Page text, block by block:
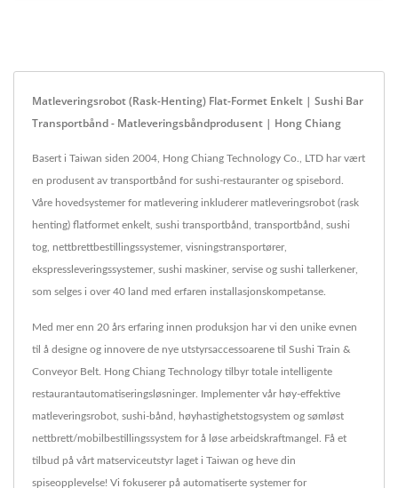
Matleveringsrobot (Rask-Henting) Flat-Formet Enkelt | Sushi Bar
Transportbånd - Matleveringsbåndprodusent | Hong Chiang
Basert i Taiwan siden 2004, Hong Chiang Technology Co., LTD har vært
en produsent av transportbånd for sushi-restauranter og spisebord.
Våre hovedsystemer for matlevering inkluderer matleveringsrobot (rask
henting) flatformet enkelt, sushi transportbånd, transportbånd, sushi
tog, nettbrettbestillingssystemer, visningstransportører,
ekspressleveringssystemer, sushi maskiner, servise og sushi tallerkener,
som selges i over 40 land med erfaren installasjonskompetanse.
Med mer enn 20 års erfaring innen produksjon har vi den unike evnen
til å designe og innovere de nye utstyrsaccessoarene til Sushi Train &
Conveyor Belt. Hong Chiang Technology tilbyr totale intelligente
restaurantautomatiseringsløsninger. Implementer vår høy-effektive
matleveringsrobot, sushi-bånd, høyhastighetstogsystem og sømløst
nettbrett/mobilbestillingssystem for å løse arbeidskraftmangel. Få et
tilbud på vårt matserviceutstyr laget i Taiwan og heve din
spiseopplevelse! Vi fokuserer på automatiserte systemer for